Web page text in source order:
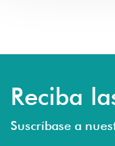
Reciba
Suscríbase a